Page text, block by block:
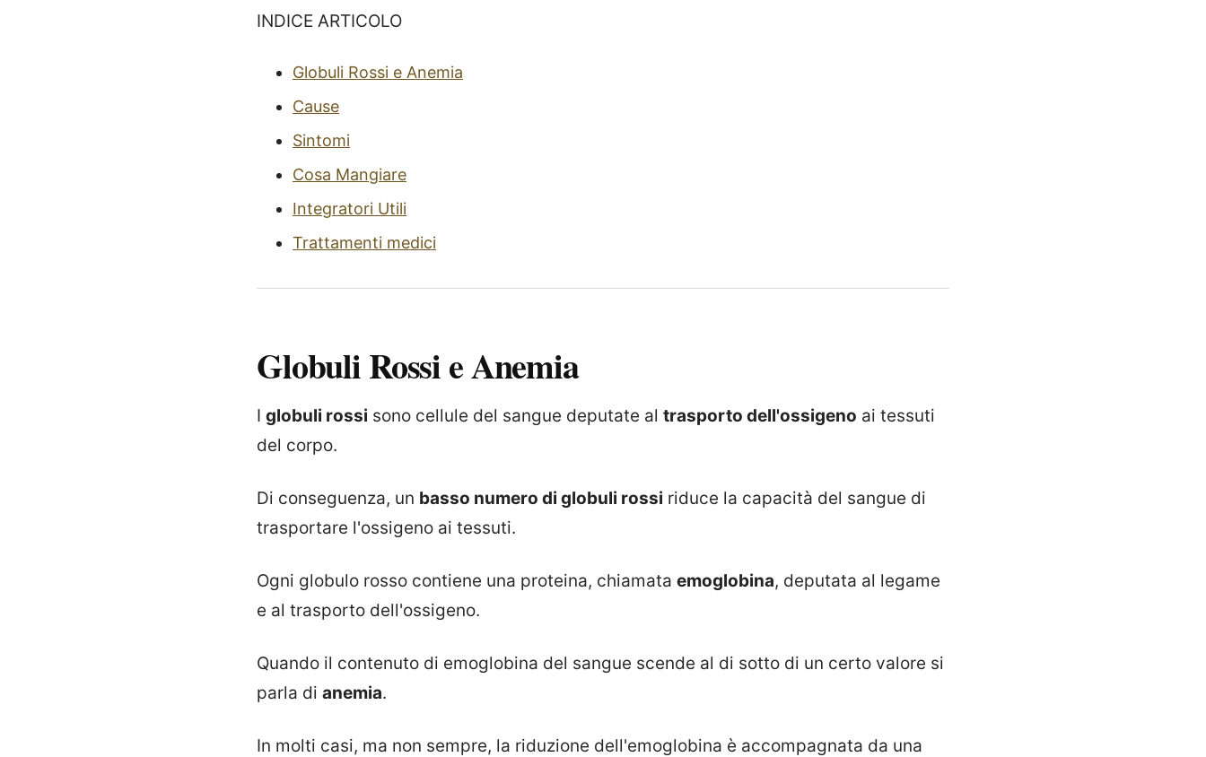
INDICE ARTICOLO
Globuli Rossi e Anemia
Cause
Sintomi
Cosa Mangiare
Integratori Utili
Trattamenti medici
Globuli Rossi e Anemia
I globuli rossi sono cellule del sangue deputate al trasporto dell'ossigeno ai tessuti
del corpo.
Di conseguenza, un basso numero di globuli rossi riduce la capacità del sangue di
trasportare l'ossigeno ai tessuti.
Ogni globulo rosso contiene una proteina, chiamata emoglobina, deputata al legame
e al trasporto dell'ossigeno.
Quando il contenuto di emoglobina del sangue scende al di sotto di un certo valore si
parla di anemia.
In molti casi, ma non sempre, la riduzione dell'emoglobina è accompagnata da una